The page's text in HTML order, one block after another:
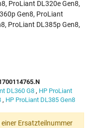
ProLiant DL320e Gen8,
Gen8, ProLiant
ProLiant DL385p Gen8,
DL360 G8 , HP ProLiant
, HP ProLiant DL385 Gen8
Ersatzteilnummer